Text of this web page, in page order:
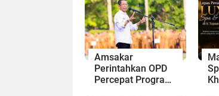
Amsakar
Perintahkan OPD
Percepat Program